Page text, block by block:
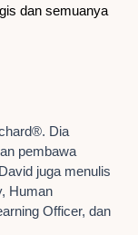
dan semuanya
Dia
pembawa
juga menulis
Human
Officer, dan